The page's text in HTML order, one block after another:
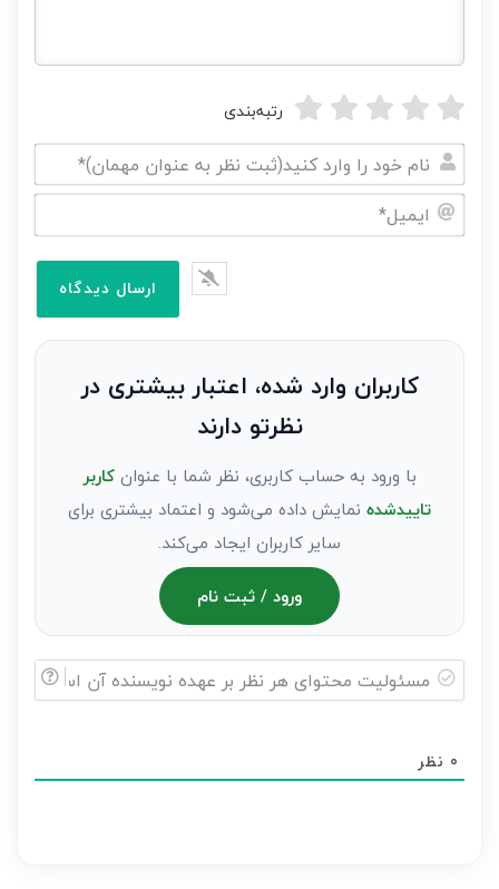
رتبه‌بندی
نام
خود
نظر
کاربران وارد شده، اعتبار بیشتری در
نظرتو دارند
با ورود به حساب کاربری، نظر شما با عنوانکاربر
تاییدشده نمایش داده می‌شود و اعتماد بیشتری برای
سایر کاربران ایجاد می‌کند.
ورود / ثبت نام
هر
0 نظر